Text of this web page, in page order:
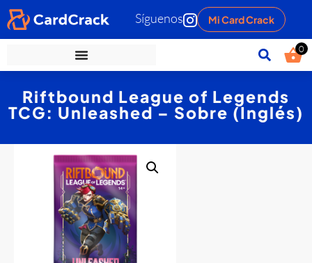
Síguenos Mi Card Crack
0
Riftbound League of Legends
TCG: Unleashed – Sobre (Inglés)